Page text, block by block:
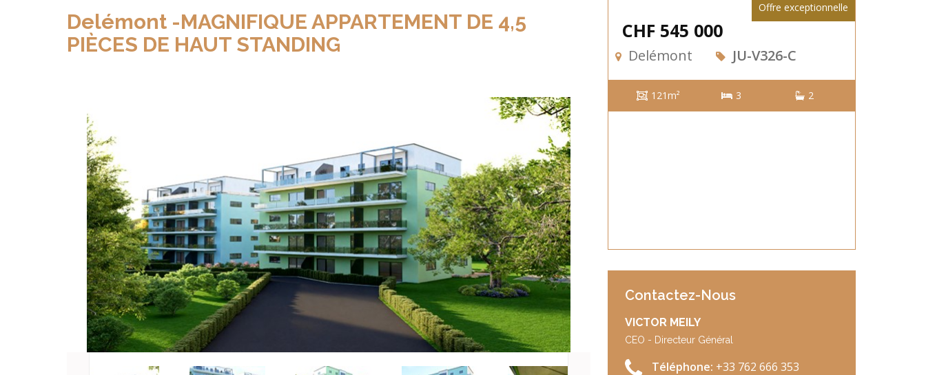
Delémont -MAGNIFIQUE APPARTEMENT DE 4,5
PIÈCES DE HAUT STANDING
CHF 545 000
Offre exceptionnelle
Delémont JU-V326-C
121m² 3 2
Contactez-Nous
VICTOR MEILY
CEO - Directeur Général
Téléphone: +33 762 666 353